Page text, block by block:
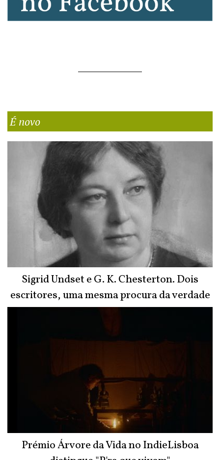
É novo
Sigrid Undset e G. K. Chesterton. Dois
escritores, uma mesma procura da verdade
Prémio Árvore da Vida no IndieLisboa